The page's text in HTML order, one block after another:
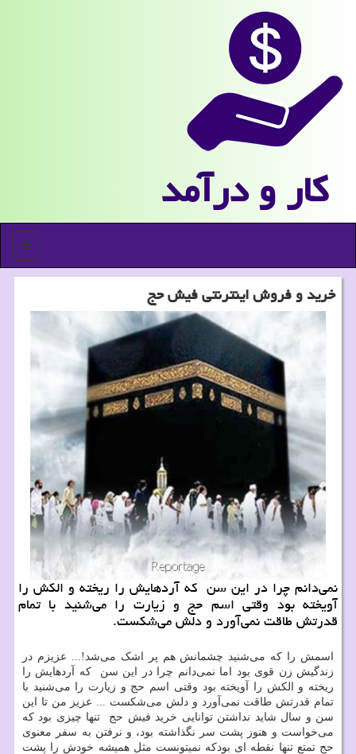
كار و درآمد
منو
خرید و فروش اینترنتی فیش حج
نمی‌دانم چرا در این سن كه آردهایش را ریخته و الكش را
آویخته بود وقتی اسم حج و زیارت را می‌شنید با تمام
قدرتش طاقت نمی‌آورد و دلش می‌شكست.
اسمش را که می‌شنید چشمانش هم پر اشک می‌شد!... عزیزم در
زندگیش زن قوی بود اما نمی‌دانم چرا در این سن که آردهایش را
ریخته و الکش را آویخته بود وقتی اسم حج و زیارت را می‌شنید با
تمام قدرتش طاقت نمی‌آورد و دلش می‌شکست ... عزیز من تا این
سن و سال شاید نداشتن توانایی خرید فیش حج تنها چیزی بود که
می‌خواست و هنوز پشت سر نگذاشته بود، و نرفتن به سفر معنوی
حج تمتع تنها نقطه ای بودکه نمیتونست مثل همیشه خودش را پشت